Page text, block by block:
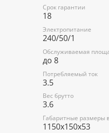
Срок гарантии
18
Электропитание
240/50/1
Обслуживаемая
до 8
Потребляемый ток
3.5
Вес брутто
3.6
Габаритные размеры
1150x150x53